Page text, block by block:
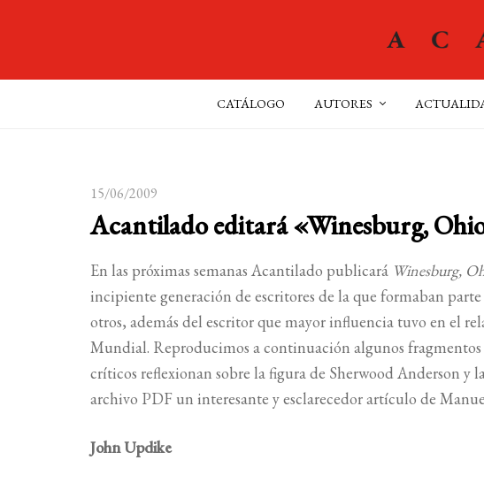
CATÁLOGO AUTORES
15/06/2009
Acantilado editará «Winesburg,
En las próximas semanas Acantilado publicará Winesburg,
incipiente generación de escritores de la que formaban
otros, además del escritor que mayor influencia tuvo en el
Mundial. Reproducimos a continuación algunos
críticos reflexionan sobre la figura de Sherwood Anderson y
archivo PDF un interesante y esclarecedor artículo de
John Updike